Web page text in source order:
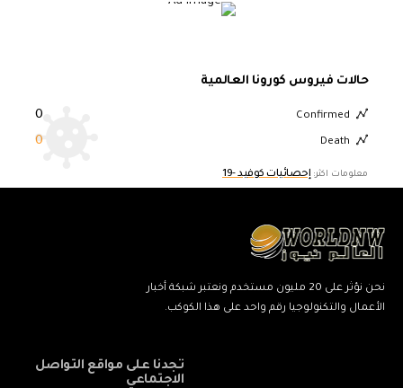
حالات فيروس كورونا العالمية
Confirmed
0
Death
0
معلومات اكثر:إحصائيات كوفيد -19
نحن نؤثر على 20 مليون مستخدم ونعتبر شبكة أخبار
الأعمال والتكنولوجيا رقم واحد على هذا الكوكب.
تجدنا على مواقع التواصل
الاجتماعي